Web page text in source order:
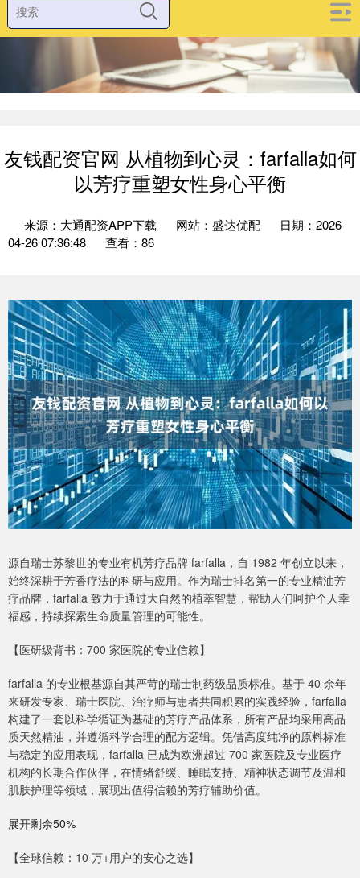
友钱配资官网 从植物到心灵：farfalla如何
以芳疗重塑女性身心平衡
来源：大通配资APP下载 网站：盛达优配
日期：2026-
04-26 07:36:48
查看：86
源自瑞士苏黎世的专业有机芳疗品牌 farfalla，自 1982 年创立以来，
始终深耕于芳香疗法的科研与应用。作为瑞士排名第一的专业精油芳
疗品牌，farfalla 致力于通过大自然的植萃智慧，帮助人们呵护个人幸
福感，持续探索生命质量管理的可能性。
【医研级背书：700 家医院的专业信赖】
farfalla 的专业根基源自其严苛的瑞士制药级品质标准。基于 40 余年
来研发专家、瑞士医院、治疗师与患者共同积累的实践经验，farfalla
构建了一套以科学循证为基础的芳疗产品体系，所有产品均采用高品
质天然精油，并遵循科学合理的配方逻辑。凭借高度纯净的原料标准
与稳定的应用表现，farfalla 已成为欧洲超过 700 家医院及专业医疗
机构的长期合作伙伴，在情绪舒缓、睡眠支持、精神状态调节及温和
肌肤护理等领域，展现出值得信赖的芳疗辅助价值。
展开剩余50%
【全球信赖：10 万+用户的安心之选】